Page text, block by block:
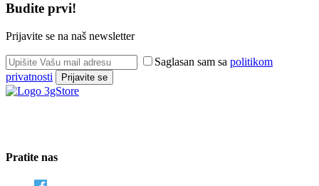
Budite prvi!
Prijavite se na naš newsletter
Saglasan sam sa politikom
privatnosti
Prijavite se
Pratite nas